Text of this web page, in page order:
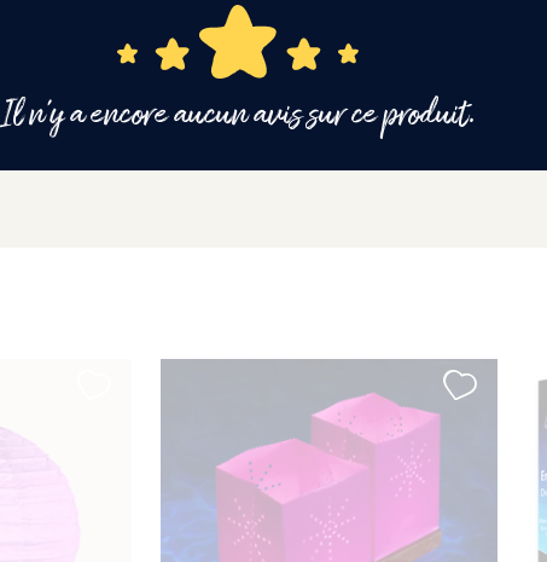
Il n'y a encore aucun avis sur ce produit.